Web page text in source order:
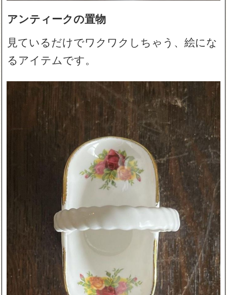
アンティークの置物
見ているだけでワクワクしちゃう、絵にな
るアイテムです。